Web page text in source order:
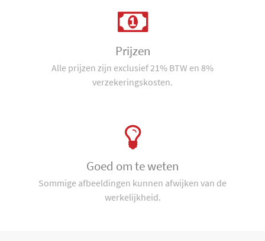
Prijzen
Alle prijzen zijn exclusief 21% BTW en 8%
verzekeringskosten.
Goed om te weten
Sommige afbeeldingen kunnen afwijken van de
werkelijkheid.